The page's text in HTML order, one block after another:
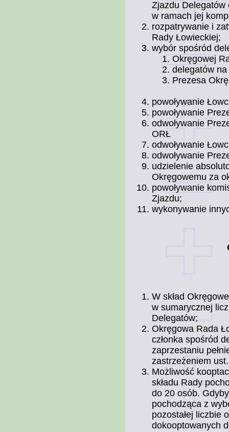
Zjazdu Delegatów
w ramach jej
rozpatrywanie i
Rady Łowieckiej;
wybór spośród
Okręgowej
delegatów
Prezesa
powoływanie
powoływanie
odwoływanie
ORŁ
odwoływanie
odwoływanie
udzielenie
Okręgowemu za
powoływanie
Zjazdu;
wykonywanie
W skład
w sumarycznej
Delegatów;
Okręgowa Rada
członka spośród
zaprzestaniu
zastrzeżeniem
Możliwość
składu Rady
do 20 osób.
pochodząca z
pozostałej liczbie
dokooptowanych